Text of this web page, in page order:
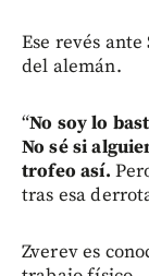
Ese revés
del alemán.
“No soy lo
No sé si
trofeo así.
tras esa
Zverev es